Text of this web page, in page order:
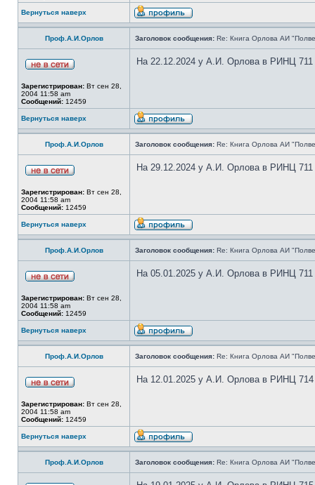
Вернуться наверх
Проф.А.И.Орлов Заголовок сообщения: Re: Книга Орлова АИ
Зарегистрирован: Вт сен 28,
2004 11:58 am
Сообщений: 12459
На 22.12.2024 у А.И. Орлова в РИНЦ 711
Вернуться наверх
Проф.А.И.Орлов Заголовок сообщения: Re: Книга Орлова АИ
Зарегистрирован: Вт сен 28,
2004 11:58 am
Сообщений: 12459
На 29.12.2024 у А.И. Орлова в РИНЦ 711
Вернуться наверх
Проф.А.И.Орлов Заголовок сообщения: Re: Книга Орлова АИ
Зарегистрирован: Вт сен 28,
2004 11:58 am
Сообщений: 12459
На 05.01.2025 у А.И. Орлова в РИНЦ 711
Вернуться наверх
Проф.А.И.Орлов Заголовок сообщения: Re: Книга Орлова АИ
Зарегистрирован: Вт сен 28,
2004 11:58 am
Сообщений: 12459
На 12.01.2025 у А.И. Орлова в РИНЦ 714
Вернуться наверх
Проф.А.И.Орлов Заголовок сообщения: Re: Книга Орлова АИ